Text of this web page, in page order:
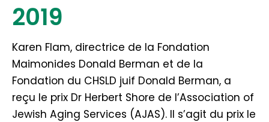
2019
Karen Flam, directrice de la Fondation
Maimonides Donald Berman et de la
Fondation du CHSLD juif Donald Berman, a
reçu le prix Dr Herbert Shore de l’Association of
Jewish Aging Services (AJAS). Il s’agit du prix le